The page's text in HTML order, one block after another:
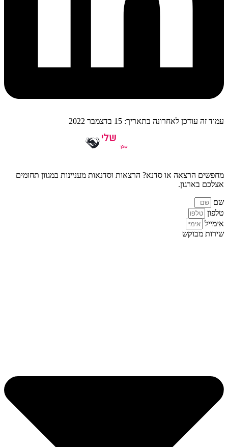
עמוד זה עודכן לאחרונה בתאריך: 15 בדצמבר 2022
מחפשים הרצאה או סדנא? הרצאות וסדנאות מעניינות במגוון תחומים
אצלכם בארגון.
שם
טלפון
אימייל
שירות מבוקש